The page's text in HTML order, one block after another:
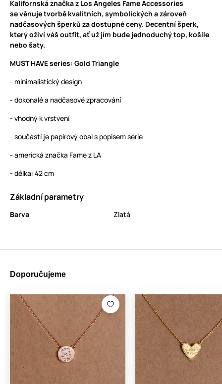
Kalifornská značka z Los Angeles Fame Accessories
se věnuje tvorbě kvalitních, symbolických a zároveň
nadčasových šperků za dostupné ceny. Decentní šperk,
který oživí váš outfit, ať už jím bude jednoduchý top, košile
nebo šaty.
MUST HAVE series: Gold Triangle
- minimalistický design
- dokonalé a nadčasové zpracování
- vhodný k vrstvení
- součástí je papírový obal s popisem série
- americká značka Fame z LA
- délka: 42 cm
Základní parametry
Barva Zlatá
Doporučujeme